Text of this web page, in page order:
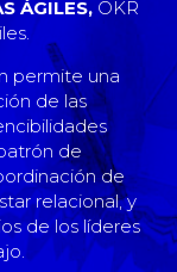
ÁGILES, OKR
permite una
de las
de
de
relacional, y
de los líderes